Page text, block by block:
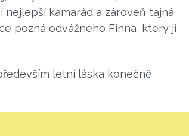
kamarád a zároveň tajná
pozná odvážného Finna, který ji
letní láska konečně